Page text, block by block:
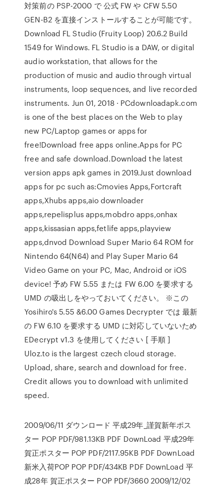
対策前の PSP-2000 で 公式 FW や CFW 5.50
GEN-B2 を直接インストールすることが可能です。
Download FL Studio (Fruity Loop) 20.6.2 Build
1549 for Windows. FL Studio is a DAW, or digital
audio workstation, that allows for the
production of music and audio through virtual
instruments, loop sequences, and live recorded
instruments. Jun 01, 2018 · PCdownloadapk.com
is one of the best places on the Web to play
new PC/Laptop games or apps for
free!Download free apps online.Apps for PC
free and safe download.Download the latest
version apps apk games in 2019.Just download
apps for pc such as:Cmovies Apps,Fortcraft
apps,Xhubs apps,aio downloader
apps,repelisplus apps,mobdro apps,onhax
apps,kissasian apps,fetlife apps,playview
apps,dnvod Download Super Mario 64 ROM for
Nintendo 64(N64) and Play Super Mario 64
Video Game on your PC, Mac, Android or iOS
device! 予め FW 5.55 または FW 6.00 を要求する
UMD の吸出しをやっておいてください。 ※この
Yosihiro's 5.55 &6.00 Games Decrypter では 最新
の FW 6.10 を要求する UMD に対応していないため
EDecrypt v1.3 を使用してください [ 手順 ]
Uloz.to is the largest czech cloud storage.
Upload, share, search and download for free.
Credit allows you to download with unlimited
speed.
2009/06/11 ダウンロード 平成29年_謹賀新年ポス
ター POP PDF/981.13KB PDF DownLoad 平成29年
賀正ポスター POP PDF/2117.95KB PDF DownLoad
新米入荷POP POP PDF/434KB PDF DownLoad 平
成28年 賀正ポスター POP PDF/3660 2009/12/02